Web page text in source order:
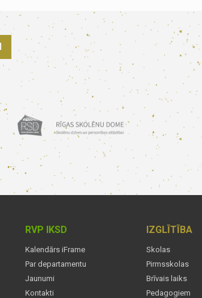
RVP IKSD
Kalendārs iFrame
Par departamentu
Jaunumi
Kontakti
IZGLĪTĪBA
Skolas
Pirmsskolas
Brīvais laiks
Pedagogiem